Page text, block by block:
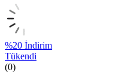
%20 İndirim
Tükendi
(0)